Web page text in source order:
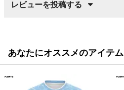
レビューを投稿する
あなたにオススメのアイテム